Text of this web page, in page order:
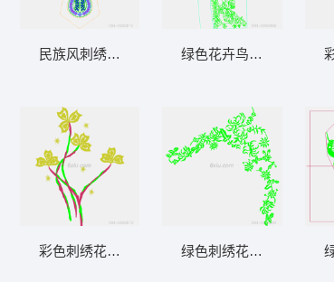
案
设计图
民族风刺绣领口设计图
彩色刺绣花卉图案
绿色花卉鸟纹设计图
绿色刺绣花卉图案